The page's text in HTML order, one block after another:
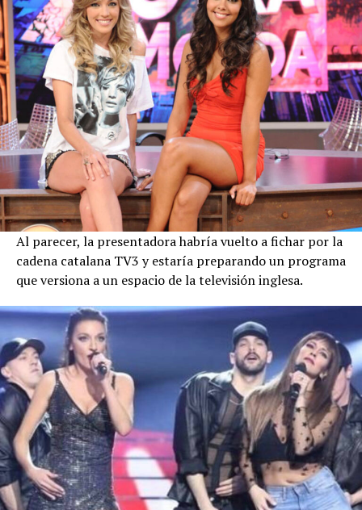
Al parecer, la presentadora habría vuelto a fichar por la
cadena catalana TV3 y estaría preparando un programa
que versiona a un espacio de la televisión inglesa.